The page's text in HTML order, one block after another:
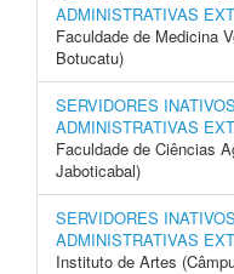
ADMINISTRATIVAS
Faculdade de Medicina
Botucatu)
SERVIDORES
ADMINISTRATIVAS
Faculdade de Ciências
Jaboticabal)
SERVIDORES
ADMINISTRATIVAS
Instituto de Artes